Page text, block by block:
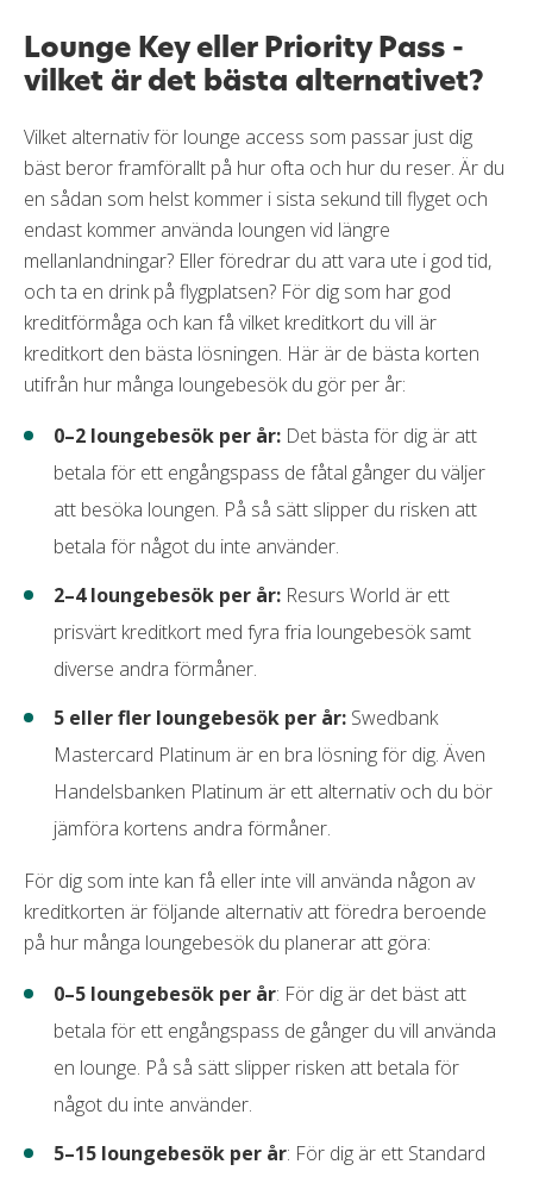
Lounge Key eller Priority Pass -
vilket är det bästa alternativet?
Vilket alternativ för lounge access som passar just dig
bäst beror framförallt på hur ofta och hur du reser. Är du
en sådan som helst kommer i sista sekund till flyget och
endast kommer använda loungen vid längre
mellanlandningar? Eller föredrar du att vara ute i god tid,
och ta en drink på flygplatsen? För dig som har god
kreditförmåga och kan få vilket kreditkort du vill är
kreditkort den bästa lösningen. Här är de bästa korten
utifrån hur många loungebesök du gör per år:
0–2 loungebesök per år: Det bästa för dig är att
betala för ett engångspass de fåtal gånger du väljer
att besöka loungen. På så sätt slipper du risken att
betala för något du inte använder.
2–4 loungebesök per år: Resurs World är ett
prisvärt kreditkort med fyra fria loungebesök samt
diverse andra förmåner.
5 eller fler loungebesök per år: Swedbank
Mastercard Platinum är en bra lösning för dig. Även
Handelsbanken Platinum är ett alternativ och du bör
jämföra kortens andra förmåner.
För dig som inte kan få eller inte vill använda någon av
kreditkorten är följande alternativ att föredra beroende
på hur många loungebesök du planerar att göra:
0–5 loungebesök per år: För dig är det bäst att
betala för ett engångspass de gånger du vill använda
en lounge. På så sätt slipper risken att betala för
något du inte använder.
5–15 loungebesök per år: För dig är ett Standard